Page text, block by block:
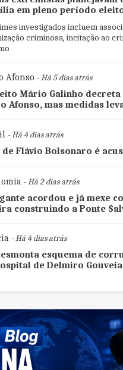
em pleno período
investigados incluem
criminosa, incitação ao
Afonso - Há 5 dias atrás
Mário Galinho decreta
Afonso, mas medidas
- Há 4 dias atrás
de Flávio Bolsonaro é
- Há 2 dias atrás
acordou e já mexe
construindo a Ponte
- Há 4 dias atrás
esquema de
de Delmiro Gouveia